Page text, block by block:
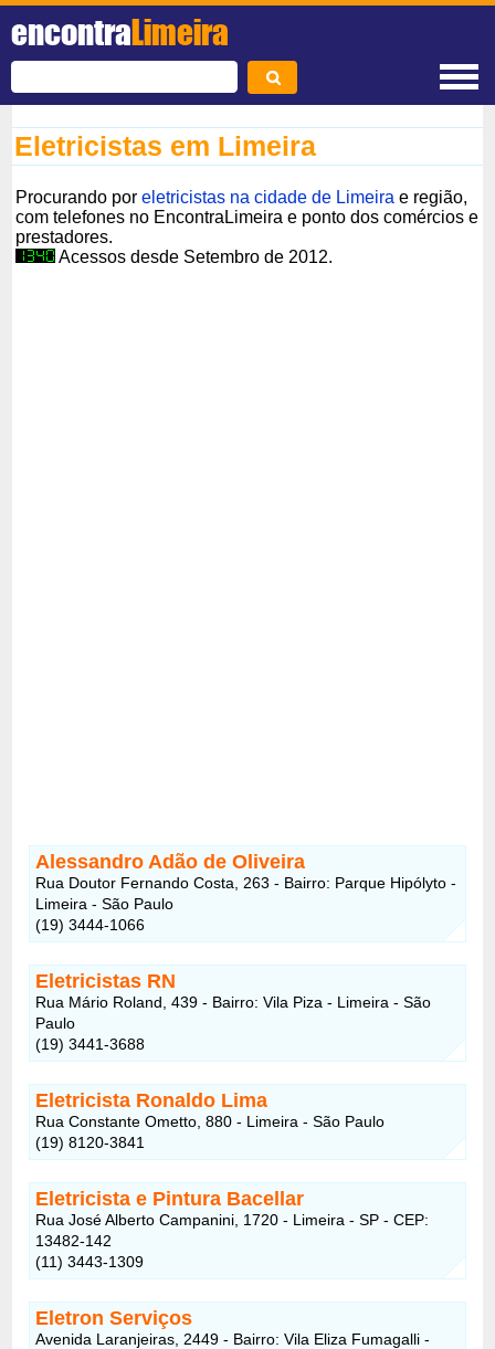
encontraLimeira
Eletricistas em Limeira
Procurando poreletricistas na cidade de Limeira e região,
com telefones no EncontraLimeira e ponto dos comércios e
prestadores.
Acessos desde Setembro de 2012.
Alessandro Adão de Oliveira
Rua Doutor Fernando Costa, 263 - Bairro: Parque Hipólyto -
Limeira - São Paulo
(19) 3444-1066
Eletricistas RN
Rua Mário Roland, 439 - Bairro: Vila Piza - Limeira - São
Paulo
(19) 3441-3688
Eletricista Ronaldo Lima
Rua Constante Ometto, 880 - Limeira - São Paulo
(19) 8120-3841
Eletricista e Pintura Bacellar
Rua José Alberto Campanini, 1720 - Limeira - SP - CEP:
13482-142
(11) 3443-1309
Eletron Serviços
Avenida Laranjeiras, 2449 - Bairro: Vila Eliza Fumagalli -